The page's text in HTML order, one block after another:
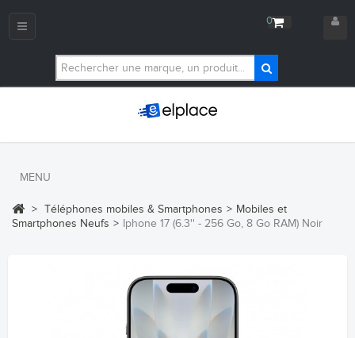
0
Navigation
MENU
> Téléphones mobiles & Smartphones > Mobiles et
Smartphones Neufs > Iphone 17 (6.3'' - 256 Go, 8 Go RAM) Noir